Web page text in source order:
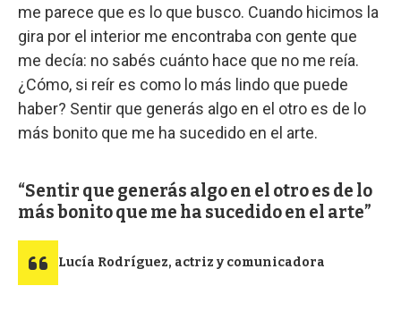
me parece que es lo que busco. Cuando hicimos la
gira por el interior me encontraba con gente que
me decía: no sabés cuánto hace que no me reía.
¿Cómo, si reír es como lo más lindo que puede
haber? Sentir que generás algo en el otro es de lo
más bonito que me ha sucedido en el arte.
Sentir que generás algo en el otro es de lo
más bonito que me ha sucedido en el arte
Lucía Rodríguez, actriz y comunicadora